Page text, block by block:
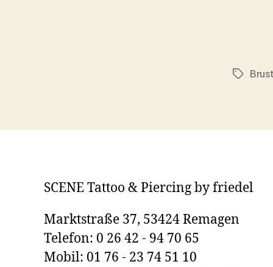
Brust
SCENE Tattoo & Piercing by friedel
Marktstraße 37, 53424 Remagen
Telefon: 0 26 42 - 94 70 65
Mobil: 01 76 - 23 74 51 10